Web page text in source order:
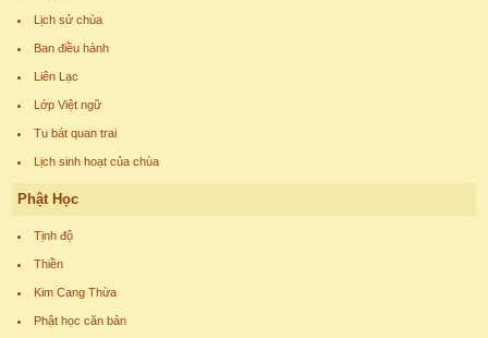
Lịch sử chùa
Ban điều hành
Liên Lạc
Lớp Việt ngữ
Tu bát quan trai
Lịch sinh hoạt của chùa
Phật Học
Tịnh độ
Thiền
Kim Cang Thừa
Phật học căn bản